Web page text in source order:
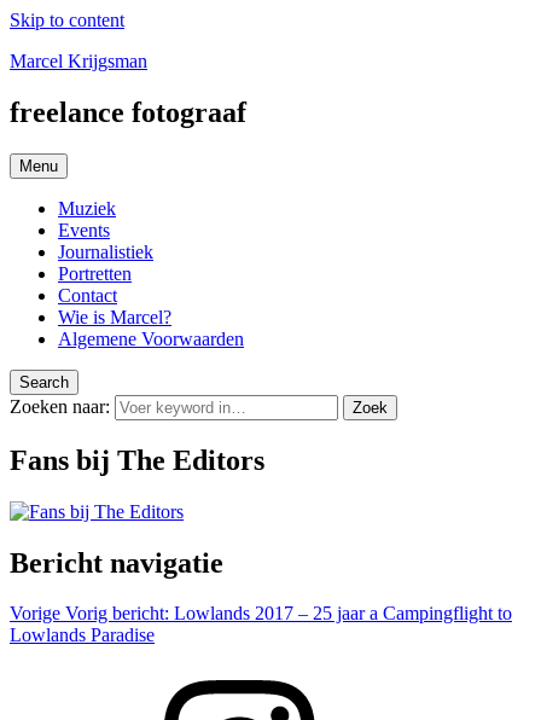
Skip to content
Marcel Krijgsman
freelance fotograaf
Menu
Muziek
Events
Journalistiek
Portretten
Contact
Wie is Marcel?
Algemene Voorwaarden
Search
Zoeken naar: Zoek
Fans bij The Editors
Bericht navigatie
Vorige Vorig bericht: Lowlands 2017 – 25 jaar a Campingflight to
Lowlands Paradise